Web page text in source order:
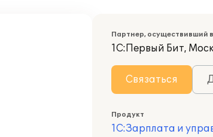
Партнер, осуществивший
1С:Первый Бит,
Связаться
Продукт
1С:Зарплата и